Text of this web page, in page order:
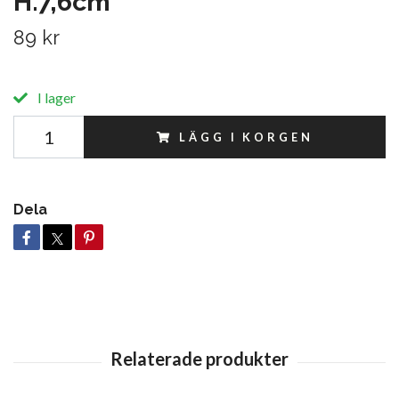
89 kr
I lager
LÄGG I KORGEN
Dela